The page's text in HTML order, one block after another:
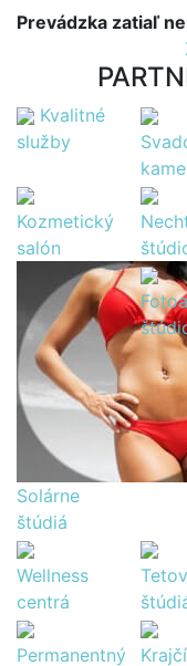
Prevádzka zatiaľ
Kvalitné
služby
Kozmetický
salón
Solárne
štúdiá
Wellness
centrá
Permanentný